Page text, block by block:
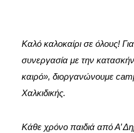
Καλό καλοκαίρι σε όλους!
συνεργασία με την
καιρό», διοργανώνουμε
Χαλκιδικής.
Κάθε χρόνο παιδιά από Α’